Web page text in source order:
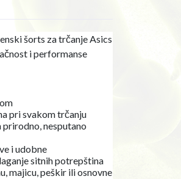
šorts za trčanje Asics
i performanse
pri svakom trčanju
prirodno, nesputano
i udobne
sitnih potrepština
majicu, peškir ili osnovne